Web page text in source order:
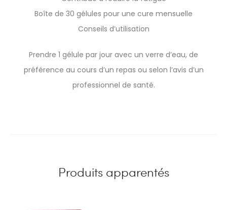
Boîte de 30 gélules pour une cure mensuelle
Conseils d’utilisation
Prendre 1 gélule par jour avec un verre d’eau, de
préférence au cours d’un repas ou selon l’avis d’un
professionnel de santé.
Produits apparentés